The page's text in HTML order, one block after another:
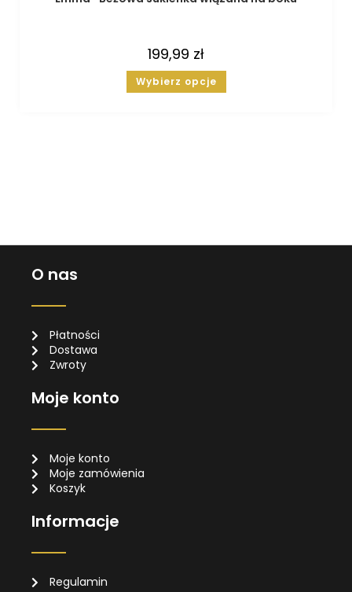
199,99 zł
Wybierz opcje
O nas
Płatności
Dostawa
Zwroty
Moje konto
Moje konto
Moje zamówienia
Koszyk
Informacje
Regulamin